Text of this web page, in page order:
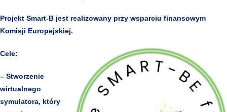
Projekt Smart-B jest realizowany przy wsparciu finansowym
Komisji Europejskiej.
Cele:
– Stworzenie
wirtualnego
symulatora, który